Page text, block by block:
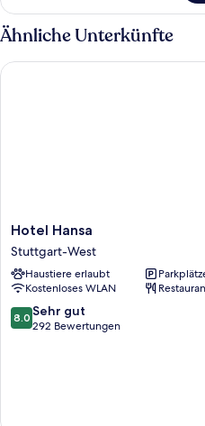
Double
Room
Ähnliche Unterkünfte
Hotel
Hansa
Stuttgart-
West
Hotel Hansa
Stuttgart-West
Haustiere erlaubt
Kostenloses WLAN
8.0
von
8.0 Sehr gut
292 Bewertungen
Hotel Hansa